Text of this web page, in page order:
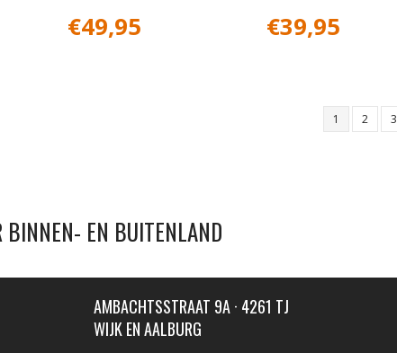
€49,95 €39,95
1 2 3
BINNEN- EN BUITENLAND
AMBACHTSSTRAAT 9A · 4261 TJ
WIJK EN AALBURG